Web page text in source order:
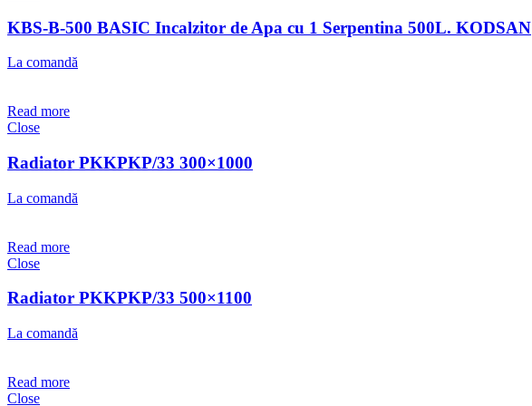
KBS-B-500 BASIC Incalzitor de Apa cu 1 Serpentina 500L. KODSAN
La comandă
Read more
Close
Radiator PKKPKP/33 300×1000
La comandă
Read more
Close
Radiator PKKPKP/33 500×1100
La comandă
Read more
Close